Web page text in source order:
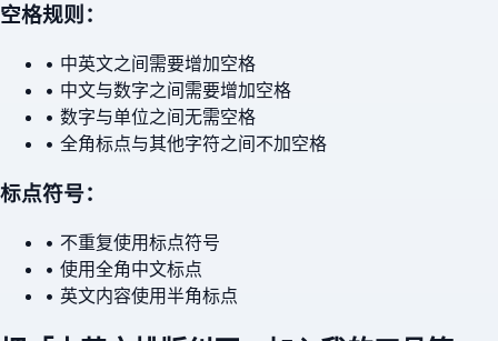
空格规则：
• 中英文之间需要增加空格
• 中文与数字之间需要增加空格
• 数字与单位之间无需空格
• 全角标点与其他字符之间不加空格
标点符号：
• 不重复使用标点符号
• 使用全角中文标点
• 英文内容使用半角标点